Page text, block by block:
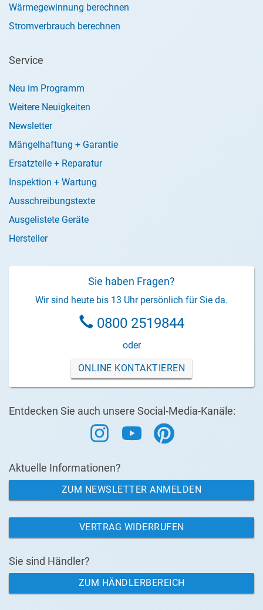
Wärmegewinnung berechnen
Stromverbrauch berechnen
Service
Neu im Programm
Weitere Neuigkeiten
Newsletter
Mängelhaftung + Garantie
Ersatzteile + Reparatur
Inspektion + Wartung
Ausschreibungstexte
Ausgelistete Geräte
Hersteller
Sie haben Fragen?
Wir sind heute bis 13 Uhr persönlich für Sie da.
0800 2519844
oder
ONLINE KONTAKTIEREN
Entdecken Sie auch unsere Social-Media-Kanäle:
Aktuelle Informationen?
ZUM NEWSLETTER ANMELDEN
VERTRAG WIDERRUFEN
Sie sind Händler?
ZUM HÄNDLERBEREICH